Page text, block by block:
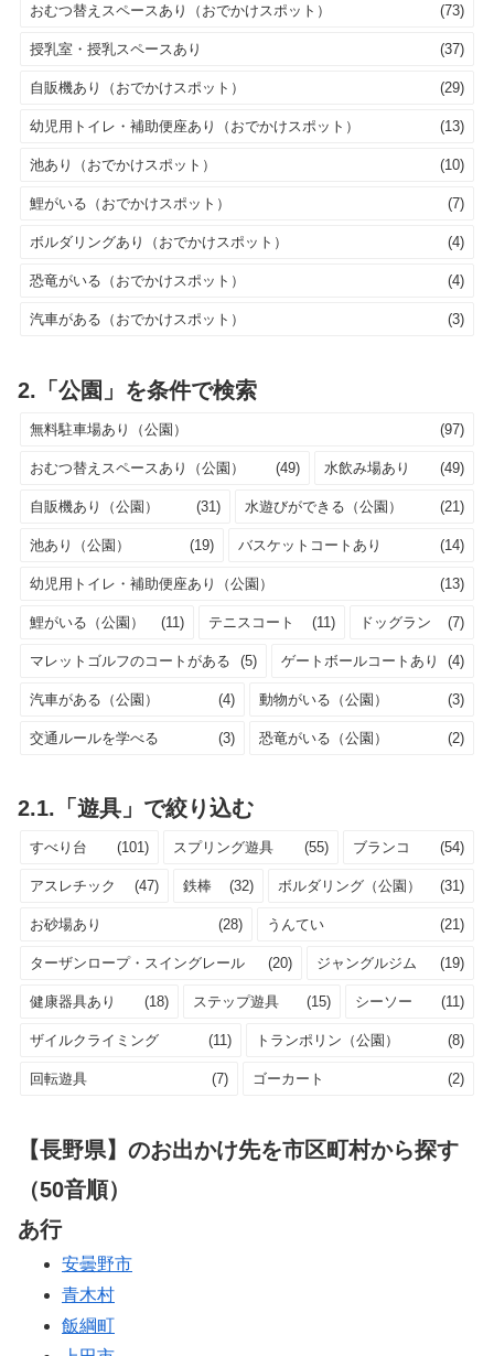
おむつ替えスペースあり（おでかけスポット） (73)
授乳室・授乳スペースあり (37)
自販機あり（おでかけスポット） (29)
幼児用トイレ・補助便座あり（おでかけスポット） (13)
池あり（おでかけスポット） (10)
鯉がいる（おでかけスポット） (7)
ボルダリングあり（おでかけスポット） (4)
恐竜がいる（おでかけスポット） (4)
汽車がある（おでかけスポット） (3)
2.「公園」を条件で検索
無料駐車場あり（公園） (97)
おむつ替えスペースあり（公園） (49) 水飲み場あり (49)
自販機あり（公園） (31) 水遊びができる（公園） (21)
池あり（公園） (19) バスケットコートあり (14)
幼児用トイレ・補助便座あり（公園） (13)
鯉がいる（公園） (11) テニスコート (11) ドッグラン (7)
マレットゴルフのコートがある (5) ゲートボールコートあり (4)
汽車がある（公園） (4) 動物がいる（公園） (3)
交通ルールを学べる (3) 恐竜がいる（公園） (2)
2.1.「遊具」で絞り込む
すべり台 (101) スプリング遊具 (55) ブランコ (54)
アスレチック (47) 鉄棒 (32) ボルダリング（公園） (31)
お砂場あり (28) うんてい (21)
ターザンロープ・スイングレール (20) ジャングルジム (19)
健康器具あり (18) ステップ遊具 (15) シーソー (11)
ザイルクライミング (11) トランポリン（公園） (8)
回転遊具 (7) ゴーカート (2)
【長野県】のお出かけ先を市区町村から探す
（50音順）
あ行
安曇野市
青木村
飯綱町